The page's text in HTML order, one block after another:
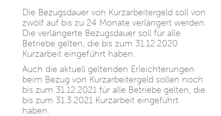
Die Bezugsdauer von Kurzarbeitergeld soll von
zwölf auf bis zu 24 Monate verlängert werden.
Die verlängerte Bezugsdauer soll für alle
Betriebe gelten, die bis zum 31.12.2020
Kurzarbeit eingeführt haben.
Auch die aktuell geltenden Erleichterungen
beim Bezug von Kurzarbeitergeld sollen noch
bis zum 31.12.2021 für alle Betriebe gelten, die
bis zum 31.3.2021 Kurzarbeit eingeführt
haben.